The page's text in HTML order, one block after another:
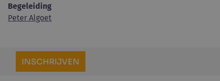
Begeleiding
Peter Algoet
INSCHRIJVEN